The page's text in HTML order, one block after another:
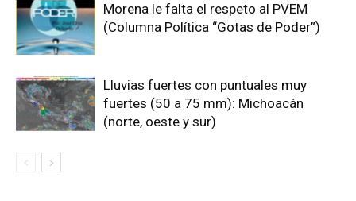
Morena le falta el respeto al PVEM
(Columna Política “Gotas de Poder”)
Lluvias fuertes con puntuales muy
fuertes (50 a 75 mm): Michoacán
(norte, oeste y sur)